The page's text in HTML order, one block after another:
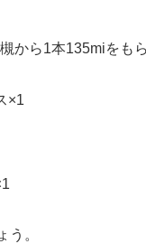
から1本135miをも
×1
う。